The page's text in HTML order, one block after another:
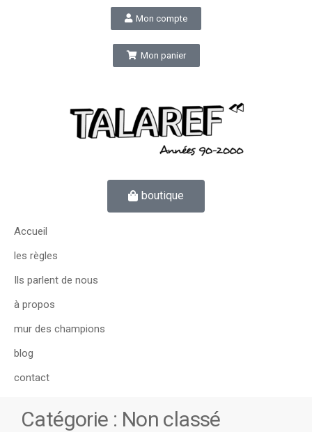
Mon compte
Mon panier
boutique
Accueil
les règles
Ils parlent de nous
à propos
mur des champions
blog
contact
Catégorie : Non classé